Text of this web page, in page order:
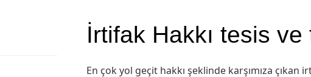
İrtifak Hakkı tesis ve
En çok yol geçit hakkı şeklinde karşımıza çıkan